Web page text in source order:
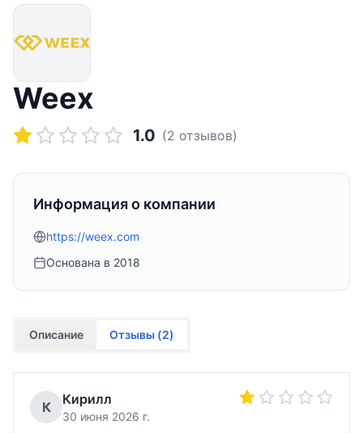
Weex
1.0 (2 отзывов)
Информация о компании
https://weex.com
Основана в 2018
Описание Отзывы (2)
К Кирилл
30 июня 2026 г.